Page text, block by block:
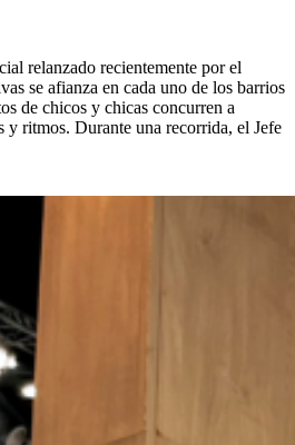
relanzado recientemente por el
se afianza en cada uno de los barrios
de chicos y chicas concurren a
y ritmos. Durante una recorrida, el Jefe